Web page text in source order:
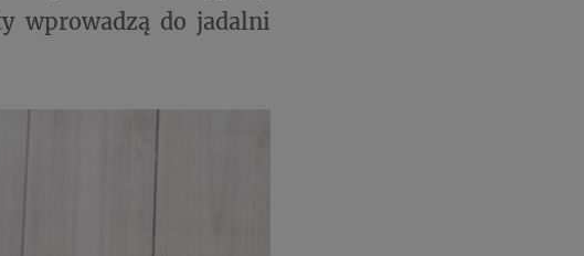
wprowadzą do jadalni